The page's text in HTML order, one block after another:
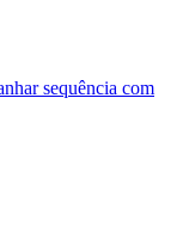
sequência com